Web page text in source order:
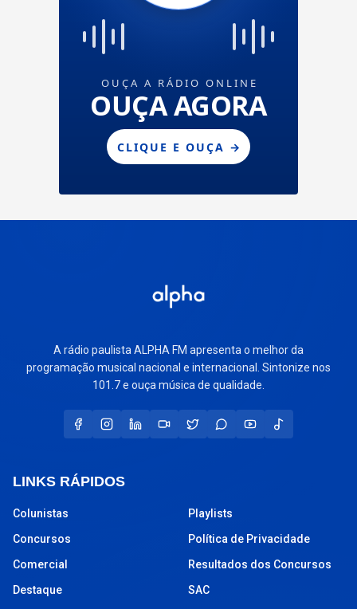
A rádio paulista ALPHA FM apresenta o melhor da
programação musical nacional e internacional. Sintonize nos
101.7 e ouça música de qualidade.
LINKS RÁPIDOS
Colunistas
Concursos
Comercial
Destaque
Playlists
Política de Privacidade
Resultados dos Concursos
SAC